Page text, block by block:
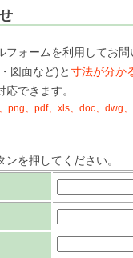
フォームを利用してお
図面など)と寸法が分か
できます。
png、pdf、xls、doc、dwg
を押してください。